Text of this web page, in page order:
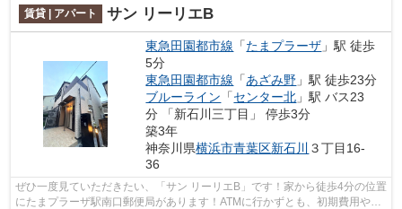
賃貸 | アパート サン リーリエB
東急田園都市線 「たまプラーザ 」駅 徒歩
5分
東急田園都市線 「あざみ野 」駅 徒歩23分
ブルーライン 「センター北 」駅 バス23
分 「新石川三丁目」 停歩3分
築3年
神奈川県横浜市青葉区新石川 ３丁目16-
36
ぜひ一度見ていただきたい、「サン リーリエB」です！家から徒歩4分の位置
にたまプラーザ駅南口郵便局があります！ATMに行かずとも、初期費用や家